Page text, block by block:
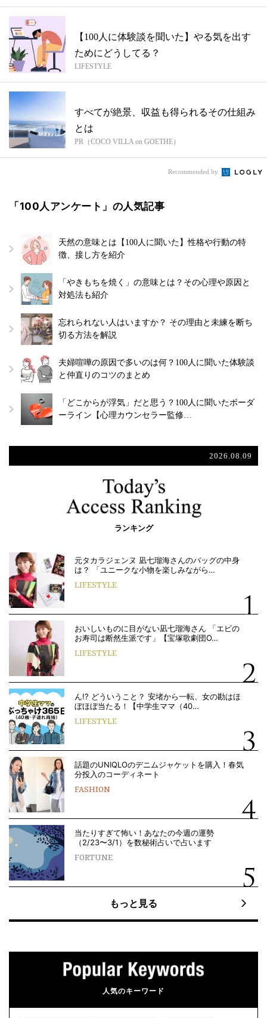
【100人に体験談を聞いた】やる気を出す
ためにどうしてる？
LIFESTYLE
すべてが絶景、収益も得られるその仕組み
とは
PR（COCO VILLA on GOETHE）
Recommended by
「100人アンケート」の人気記事
天然の意味とは【100人に聞いた】性格や行動の特
徴、接し方を紹介
「やきもちを焼く」の意味とは？その心理や原因と
対処法も紹介
忘れられない人はいますか？ その理由と未練を断ち
切る方法を解説
夫婦喧嘩の原因で多いのは何？100人に聞いた体験談
と仲直りのコツのまとめ
「どこからが浮気」だと思う？100人に聞いたボーダ
ーライン【心理カウンセラー監修…
2026.08.09
ランキング
元タカラジェンヌ 凪七瑠海さんのバッグの中身
は？ 「ユニークな小物を楽しみながら…
LIFESTYLE
おいしいものに目がない凪七瑠海さん 「エビの
お寿司は断然生派です」【宝塚歌劇団O…
LIFESTYLE
ん!? どういうこと？ 安堵から一転、女の勘はほ
ぼほぼ当たる！【中学生ママ（40…
LIFESTYLE
話題のUNIQLOのデニムジャケットを購入！春気
分投入のコーディネート
FASHION
当たりすぎて怖い！あなたの今週の運勢
（2/23〜3/1）を数秘術占いで占います
FORTUNE
もっと見る
人気のキーワード